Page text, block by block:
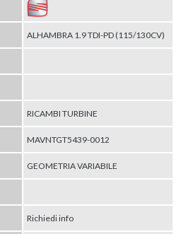
ALHAMBRA 1.9 TDI-PD (115/130CV)
RICAMBI TURBINE
MAVNTGT5439-0012
GEOMETRIA VARIABILE
Richiedi info